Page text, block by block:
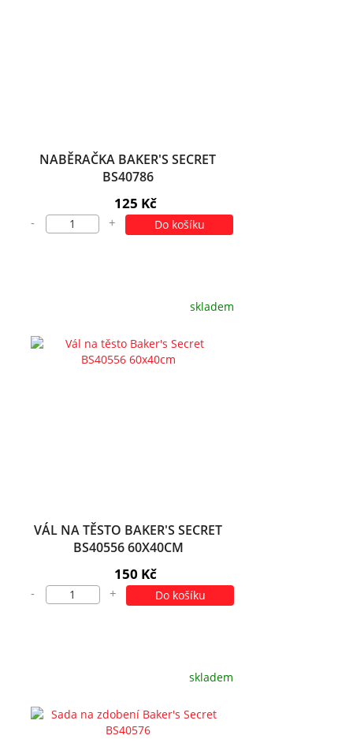
NABĚRAČKA BAKER'S SECRET
BS40786
125 Kč
- + Do košíku
skladem
VÁL NA TĚSTO BAKER'S SECRET
BS40556 60X40CM
150 Kč
- + Do košíku
skladem